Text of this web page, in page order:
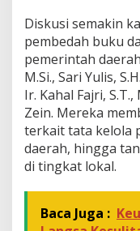
Diskusi semakin
pembedah buku
pemerintah
M.Si., Sari Yulis,
Ir. Kahal Fajri,
Zein. Mereka
terkait tata kelola
daerah, hingga
di tingkat lokal.
Baca Juga :